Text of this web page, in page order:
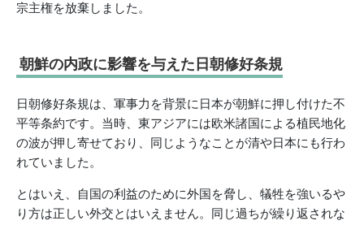
宗主権を放棄しました。
朝鮮の内政に影響を与えた日朝修好条規
日朝修好条規は、軍事力を背景に日本が朝鮮に押し付けた不
平等条約です。当時、東アジアには欧米諸国による植民地化
の波が押し寄せており、同じようなことが清や日本にも行わ
れていました。
とはいえ、自国の利益のために外国を脅し、犠牲を強いるや
り方は正しい外交とはいえません。同じ過ちが繰り返されな